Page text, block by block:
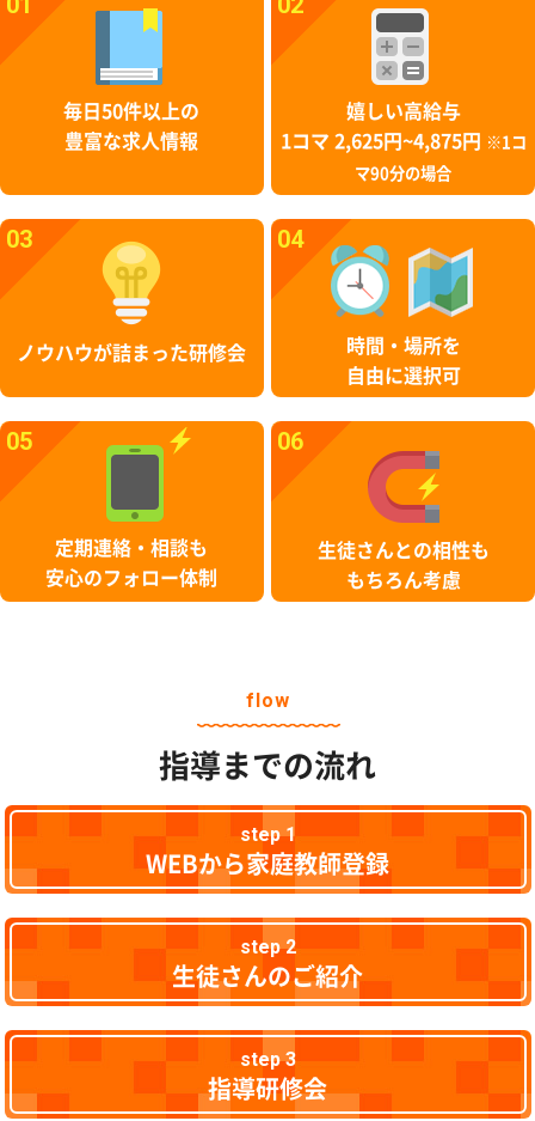
毎日50件以上の
豊富な求人情報
嬉しい高給与
1コマ 2,625円~4,875円
※1コ
マ90分の場合
03
ノウハウが詰まった研修会
04
時間・場所を
自由に選択可
05
定期連絡・相談も
安心のフォロー体制
06
生徒さんとの相性も
もちろん考慮
flow
指導までの流れ
step 1
WEBから家庭教師登録
step 2
生徒さんのご紹介
step 3
指導研修会